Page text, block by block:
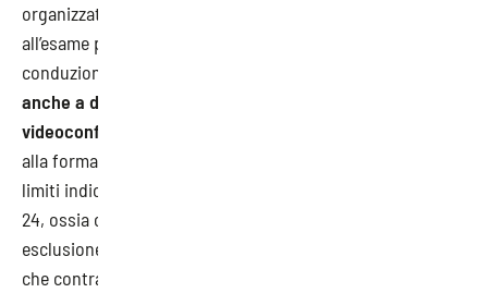
organizzativo, la formazione ai fini dell’ammissione
all’esame per il conseguimento dell’abilitazione alla
conduzione di generatori di vapore
anche a distanza utilizzando la sola metodologia della
videoconferenza in modalità sincrona
alla formazione in presenza in aula, nei termini e secondo i
limiti indicati dall’art. 9 bis del citato DL 24 marzo 2022, n.
24, ossia con riferimento alla sola parte teorica e con
esclusione delle attività formative a contenuto pratico
che contraddistinguono il percorso formativo